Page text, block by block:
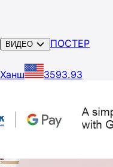
ВИДЕО ПОСТЕР
Ханш 3593.93